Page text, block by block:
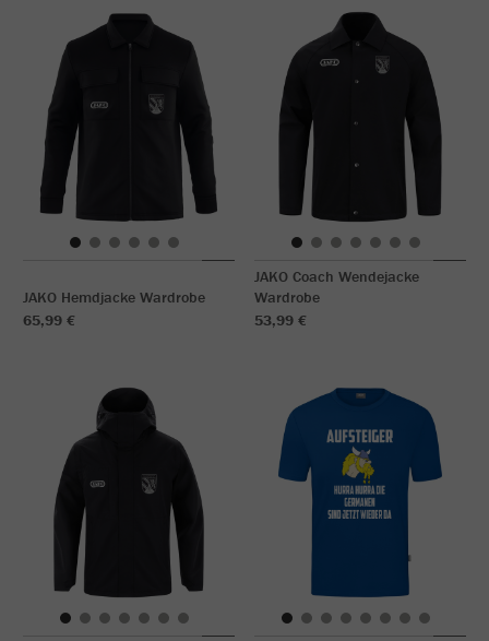
JAKO Hemdjacke Wardrobe
65,99 €
JAKO Coach Wendejacke
Wardrobe
53,99 €